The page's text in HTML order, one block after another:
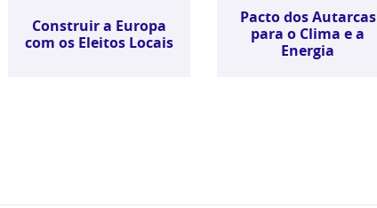
Construir a Europa
com os Eleitos Locais
Pacto dos Autarcas
para o Clima e a
Energia